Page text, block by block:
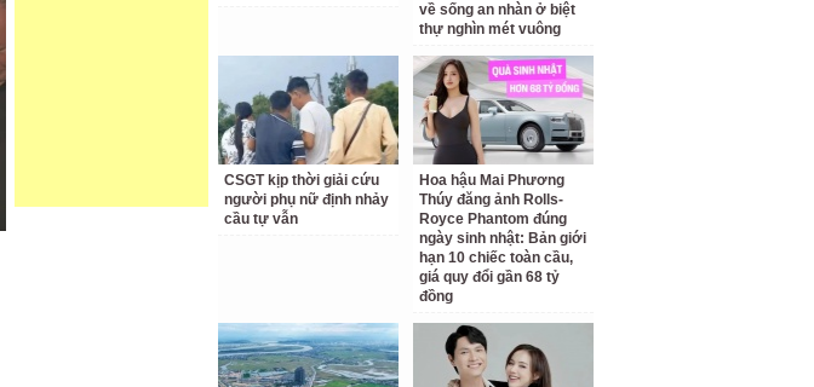
về sống an nhàn ở biệt
thự nghìn mét vuông
CSGT kịp thời giải cứu
người phụ nữ định nhảy
cầu tự vẫn
Hoa hậu Mai Phương
Thúy đăng ảnh Rolls-
Royce Phantom đúng
ngày sinh nhật: Bản giới
hạn 10 chiếc toàn cầu,
giá quy đổi gần 68 tỷ
đồng